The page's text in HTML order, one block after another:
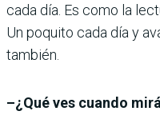
cada día. Es como la
Un poquito cada día y
también.
–¿Qué ves cuando